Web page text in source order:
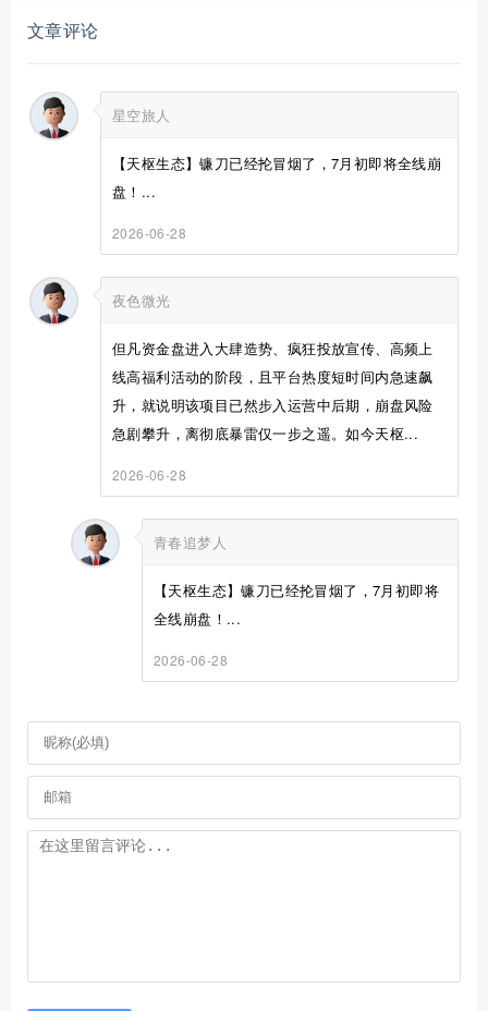
文章评论
星空旅人
【天枢生态】镰刀已经抡冒烟了，7月初即将全线崩
盘！...
2026-06-28
夜色微光
但凡资金盘进入大肆造势、疯狂投放宣传、高频上
线高福利活动的阶段，且平台热度短时间内急速飙
升，就说明该项目已然步入运营中后期，崩盘风险
急剧攀升，离彻底暴雷仅一步之遥。如今天枢...
2026-06-28
青春追梦人
【天枢生态】镰刀已经抡冒烟了，7月初即将
全线崩盘！...
2026-06-28